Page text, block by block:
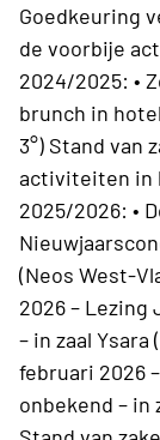
Goedkeuring
de voorbije
2024/2025: •
brunch in
3°) Stand van
activiteiten in
2025/2026: •
(Neos West-
2026 – Lezing
– in zaal
februari 2026
onbekend – in